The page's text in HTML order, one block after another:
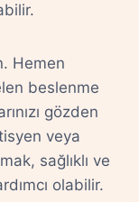
Hemen
beslenme
gözden
veya
sağlıklı ve
olabilir.